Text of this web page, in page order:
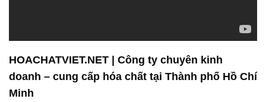
HOACHATVIET.NET | Công ty chuyên kinh
doanh – cung cấp hóa chất tại Thành phố Hồ Chí
Minh